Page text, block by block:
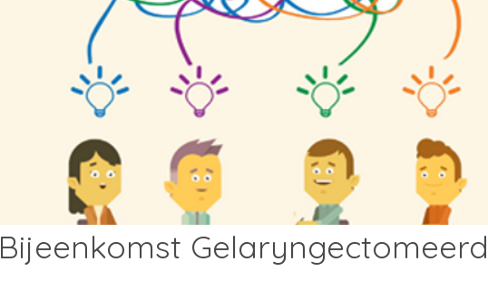
Bijeenkomst